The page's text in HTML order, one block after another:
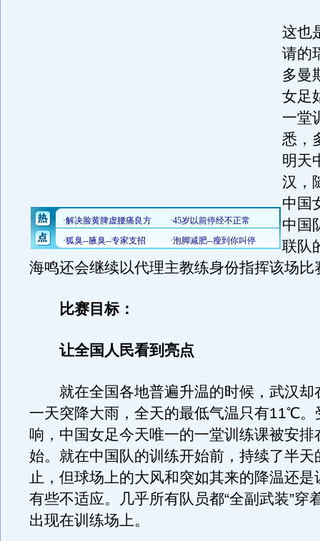
这也
请的
多曼
女足
一堂
悉，
明天
汉，
中国
中国
联队
海鸣还会继续以代理主教练身份指挥该场比
比赛目标：
让全国人民看到亮点
就在全国各地普遍升温的时候，武汉却
一天突降大雨，全天的最低气温只有11℃。
响，中国女足今天唯一的一堂训练课被安排
始。就在中国队的训练开始前，持续了半天
止，但球场上的大风和突如其来的降温还是
有些不适应。几乎所有队员都“全副武装”穿
出现在训练场上。